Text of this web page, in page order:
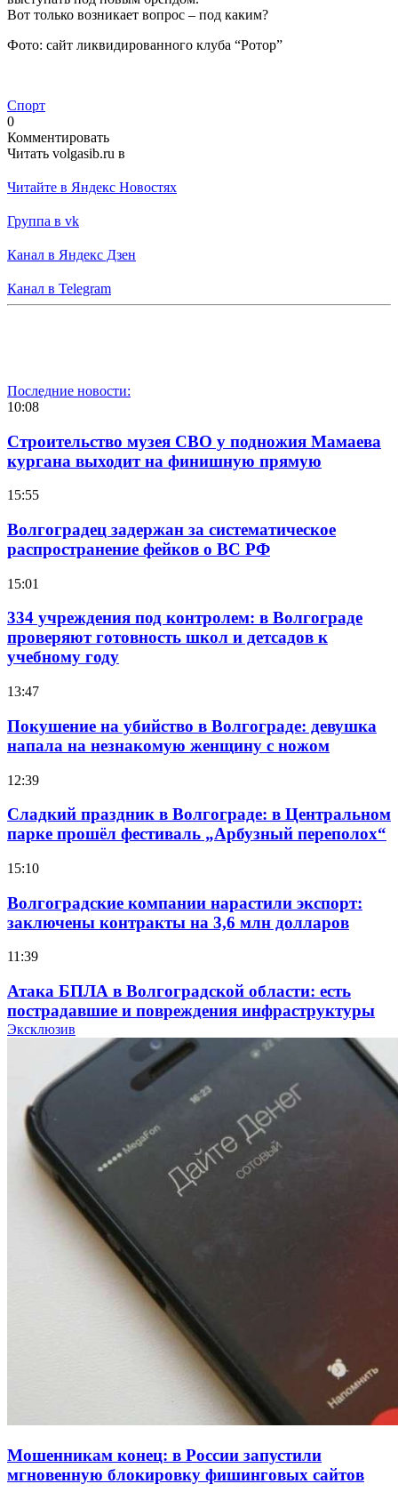
Вот только возникает вопрос – под каким?
Фото: сайт ликвидированного клуба “Ротор”
Спорт
0
Комментировать
Читать volgasib.ru в
Читайте в Яндекс Новостях
Группа в vk
Канал в Яндекс Дзен
Канал в Telegram
Последние новости:
10:08
Строительство музея СВО у подножия Мамаева
кургана выходит на финишную прямую
15:55
Волгоградец задержан за систематическое
распространение фейков о ВС РФ
15:01
334 учреждения под контролем: в Волгограде
проверяют готовность школ и детсадов к
учебному году
13:47
Покушение на убийство в Волгограде: девушка
напала на незнакомую женщину с ножом
12:39
Сладкий праздник в Волгограде: в Центральном
парке прошёл фестиваль „Арбузный переполох“
15:10
Волгоградские компании нарастили экспорт:
заключены контракты на 3,6 млн долларов
11:39
Атака БПЛА в Волгоградской области: есть
пострадавшие и повреждения инфраструктуры
Волгоградские вузы в топе зарплатного
рейтинга: ВолгГТУ и ВолгГМУ вошли в топ‑15
для химической отрасли и фармацевтики
18:39
В Красноармейском районе Волгограда стартует
конкурс на ремонт моста через Волго‑Донской
судоходный канал
Фестиваль #ТриЧетыре в Волгограде пройдёт
11–13 сентября в рамках Года единства народов
Эксклюзив
Мошенникам конец: в России запустили
мгновенную блокировку фишинговых сайтов